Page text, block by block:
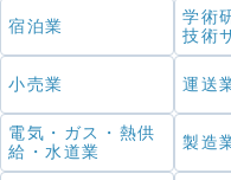
宿泊業
学術
技術
小売業 運送
電気・ガス・熱供
給・水道業
製造